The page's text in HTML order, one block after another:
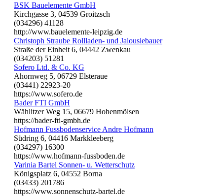
BSK Bauelemente GmbH
Kirchgasse 3, 04539 Groitzsch
(034296) 41128
http://www.bauelemente-leipzig.de
Christoph Straube Rollladen- und Jalousiebauer
Straße der Einheit 6, 04442 Zwenkau
(034203) 51281
Sofero Ltd. & Co. KG
Ahornweg 5, 06729 Elsteraue
(03441) 22923-20
https://www.sofero.de
Bader FTI GmbH
Wählitzer Weg 15, 06679 Hohenmölsen
https://bader-fti-gmbh.de
Hofmann Fussbodenservice Andre Hofmann
Südring 6, 04416 Markkleeberg
(034297) 16300
https://www.hofmann-fussboden.de
Varinia Bartel Sonnen- u. Wetterschutz
Königsplatz 6, 04552 Borna
(03433) 201786
https://www.sonnenschutz-bartel.de